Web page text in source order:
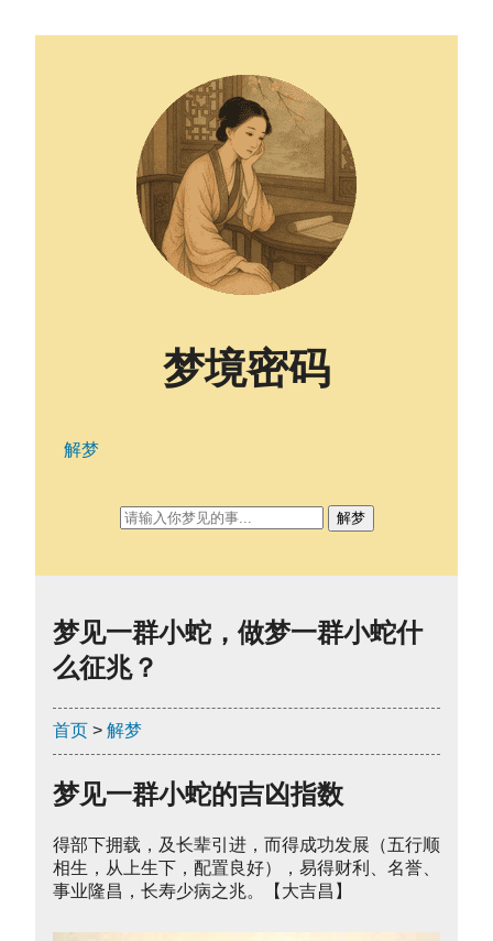
梦见一群小蛇，做梦一群小蛇什
么征兆？
首页 > 解梦
梦见一群小蛇的吉凶指数
得部下拥载，及长辈引进，而得成功发展（五行顺
相生，从上生下，配置良好），易得财利、名誉、
事业隆昌，长寿少病之兆。【大吉昌】
梦境密码
解梦
解梦